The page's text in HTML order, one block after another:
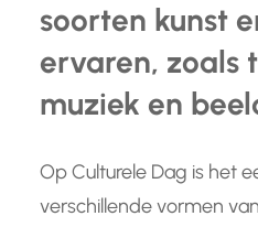
soorten kunst
ervaren, zoals
muziek en
Op Culturele Dag is het
verschillende vormen